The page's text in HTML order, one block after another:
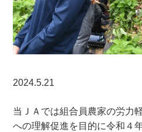
2024.5.21
当ＪＡでは組合員農家の労力
への理解促進を目的に令和４